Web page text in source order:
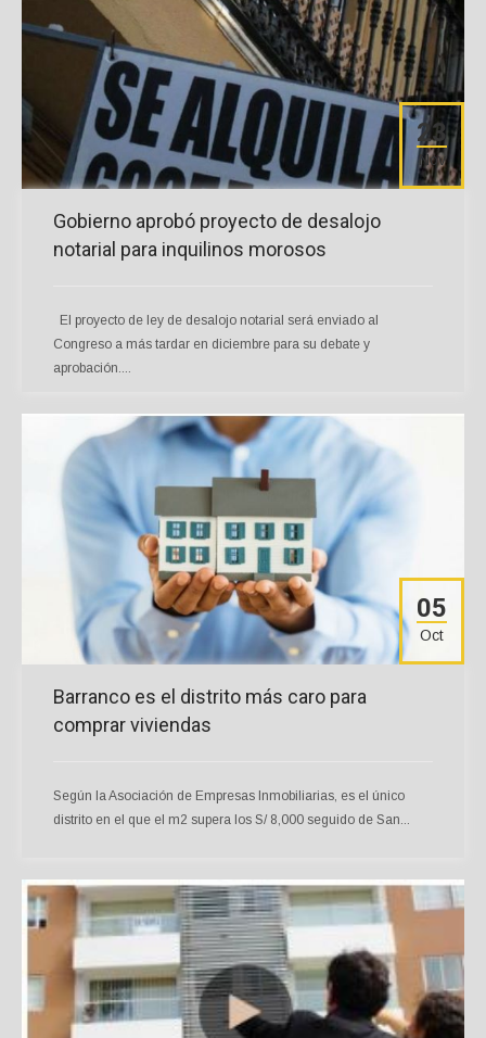
23
Nov
Gobierno aprobó proyecto de desalojo
notarial para inquilinos morosos
El proyecto de ley de desalojo notarial será enviado al
Congreso a más tardar en diciembre para su debate y
aprobación....
05
Oct
Barranco es el distrito más caro para
comprar viviendas
Según la Asociación de Empresas Inmobiliarias, es el único
distrito en el que el m2 supera los S/ 8,000 seguido de San...